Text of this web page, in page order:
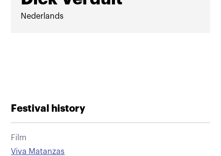
Nederlands
Festival history
Film
Viva Matanzas